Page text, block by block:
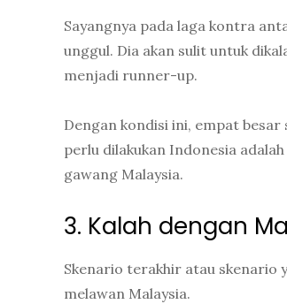
Sayangnya pada laga kontra
unggul. Dia akan sulit untuk
menjadi runner-up.
Dengan kondisi ini, empat besar
perlu dilakukan Indonesia
gawang Malaysia.
3. Kalah dengan
Skenario terakhir atau skenario
melawan Malaysia.